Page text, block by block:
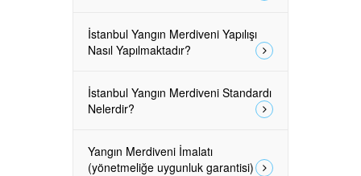
İstanbul Yangın Merdiveni Yapılışı
Nasıl Yapılmaktadır?
İstanbul Yangın Merdiveni Standardı
Nelerdir?
Yangın Merdiveni İmalatı
(yönetmeliğe uygunluk garantisi)